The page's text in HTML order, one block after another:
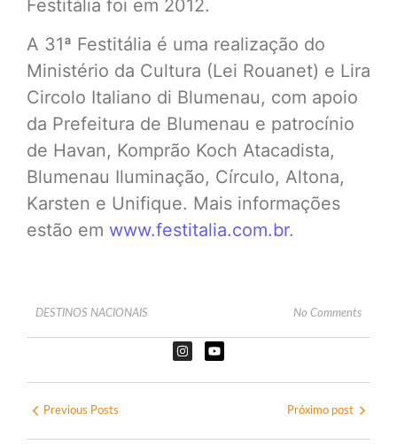
Festitália foi em 2012.
A 31ª Festitália é uma realização do
Ministério da Cultura (Lei Rouanet) e Lira
Circolo Italiano di Blumenau, com apoio
da Prefeitura de Blumenau e patrocínio
de Havan, Komprão Koch Atacadista,
Blumenau Iluminação, Círculo, Altona,
Karsten e Unifique. Mais informações
estão em www.festitalia.com.br.
DESTINOS NACIONAIS No Comments
Previous Posts Próximo post